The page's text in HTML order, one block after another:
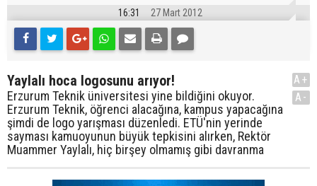
16:31 27 Mart 2012
Yaylalı hoca logosunu arıyor!
Erzurum Teknik üniversitesi yine bildiğini okuyor.
Erzurum Teknik, öğrenci alacağına, kampus yapacağına
şimdi de logo yarışması düzenledi. ETÜ'nin yerinde
sayması kamuoyunun büyük tepkisini alırken, Rektör
Muammer Yaylalı, hiç birşey olmamış gibi davranma
A+
A-